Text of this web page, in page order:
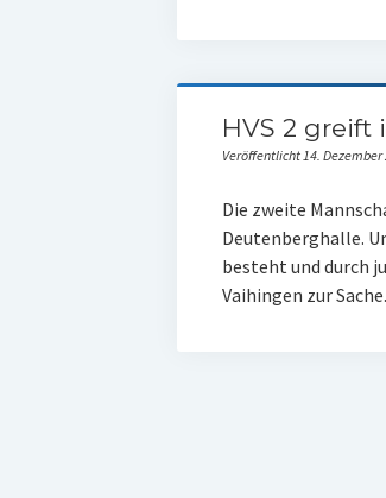
HVS 2 greift
Veröffentlicht 14. Dezember
Die zweite
Deutenberghalle.
besteht und durch
Vaihingen zur